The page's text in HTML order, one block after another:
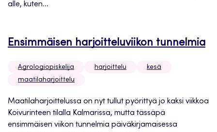
alle, kuten...
Ensimmäisen harjoitteluviikon tunnelmia
Agrologiopiskelija harjoittelu
kesä
maatilaharjoittelu
Maatilaharjoittelussa on nyt tullut pyörittyä jo kaksi viikkoa
Koivurinteen tilalla Kalmarissa, mutta tässäpä
ensimmäisen viikon tunnelmia päiväkirjamaisessa